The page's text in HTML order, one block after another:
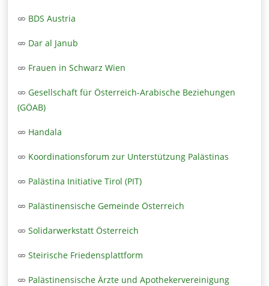
BDS Austria
Dar al Janub
Frauen in Schwarz Wien
Gesellschaft für Österreich-Arabische Beziehungen
(GÖAB)
Handala
Koordinationsforum zur Unterstützung Palästinas
Palästina Initiative Tirol (PIT)
Palästinensische Gemeinde Österreich
Solidarwerkstatt Österreich
Steirische Friedensplattform
Palästinensische Ärzte und Apothekervereinigung